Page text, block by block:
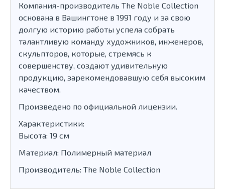
Компания-производитель The Noble Collection
основана в Вашингтоне в 1991 году и за свою
долгую историю работы успела собрать
талантливую команду художников, инженеров,
скульпторов, которые, стремясь к
совершенству, создают удивительную
продукцию, зарекомендовавшую себя высоким
качеством.
Произведено по официальной лицензии.
Характеристики:
Высота: 19 см
Материал: Полимерный материал
Производитель: The Noble Collection